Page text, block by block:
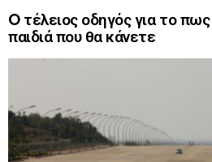
O τέλειος οδηγός για το
παιδιά που θα κάνετε